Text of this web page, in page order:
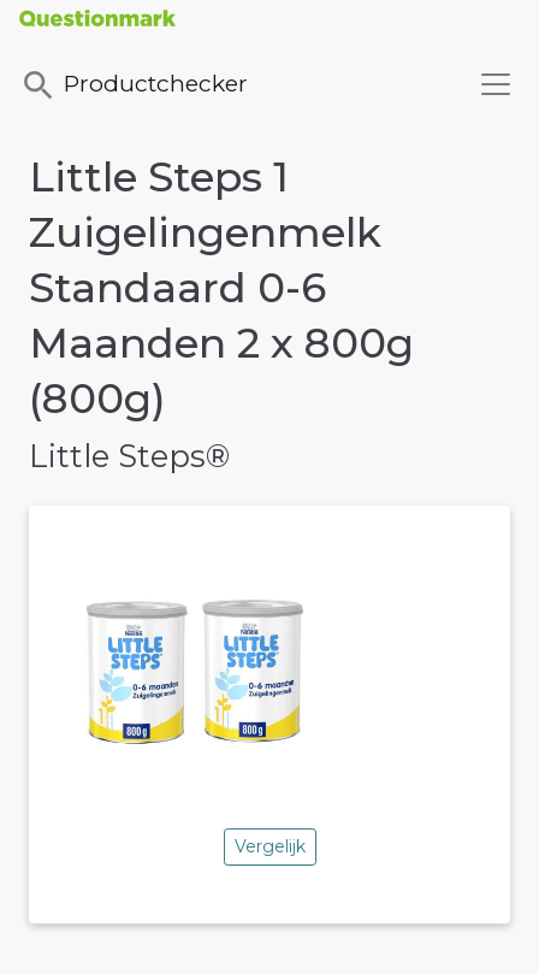
Productchecker
Little Steps 1
Zuigelingenmelk
Standaard 0-6
Maanden 2 x 800g
(800g)
Little Steps®
Vergelijk